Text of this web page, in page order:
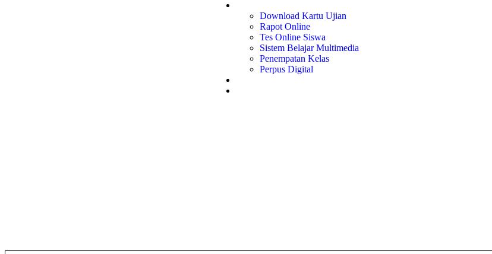
Download Kartu Ujian
Rapot Online
Tes Online Siswa
Sistem Belajar Multimedia
Penempatan Kelas
Perpus Digital